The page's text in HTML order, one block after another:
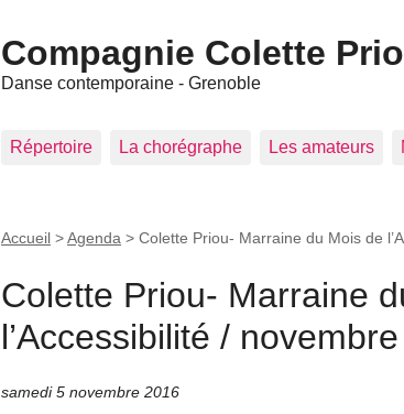
Compagnie Colette
Danse contemporaine - Grenoble
Répertoire La chorégraphe Les amateurs
Accueil >Agenda > Colette Priou- Marraine du Mois de
Colette Priou- Marraine
l’Accessibilité /
samedi 5 novembre 2016